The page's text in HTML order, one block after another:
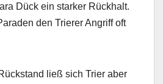
Dück ein starker Rückhalt.
den Trierer Angriff oft
ließ sich Trier aber